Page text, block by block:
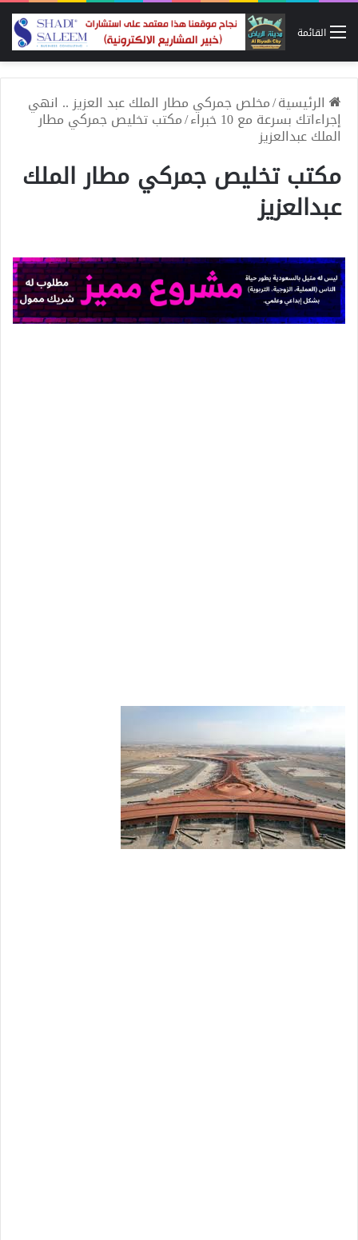
القائمة
الرئيسية/مخلص جمركي مطار الملك عبد العزيز .. انهي
إجراءاتك بسرعة مع 10 خبراء /مكتب تخليص جمركي مطار
الملك عبدالعزيز
مكتب تخليص جمركي مطار الملك
عبدالعزيز